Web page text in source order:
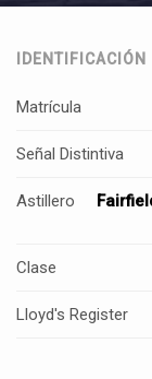
IDENTIFICACIÓN
Matrícula
Señal Distintiva
Astillero
Clase
Lloyd's Register